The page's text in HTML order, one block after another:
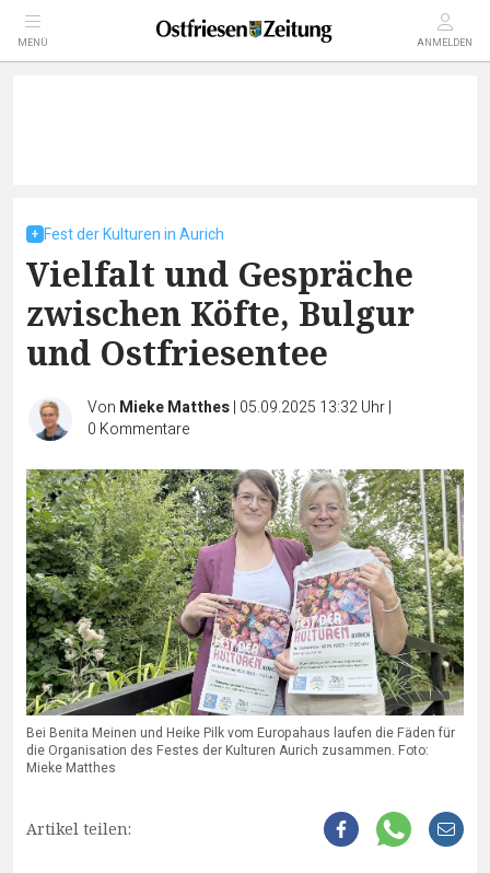
MENÜ ANMELDEN
Fest der Kulturen in Aurich
Vielfalt und Gespräche
zwischen Köfte, Bulgur
und Ostfriesentee
Von Mieke Matthes| 05.09.2025 13:32 Uhr|
0 Kommentare
Bei Benita Meinen und Heike Pilk vom Europahaus laufen die Fäden für
die Organisation des Festes der Kulturen Aurich zusammen. Foto:
Mieke Matthes
Artikel teilen: